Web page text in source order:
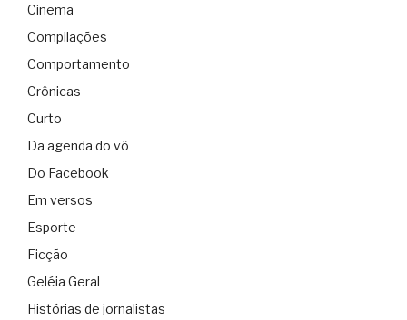
Cinema
Compilações
Comportamento
Crônicas
Curto
Da agenda do vô
Do Facebook
Em versos
Esporte
Ficção
Geléia Geral
Histórias de jornalistas